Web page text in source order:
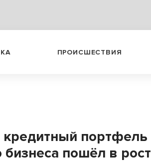
ПРОИСШЕСТВИЯ
портфель
бизнеса пошёл в рост